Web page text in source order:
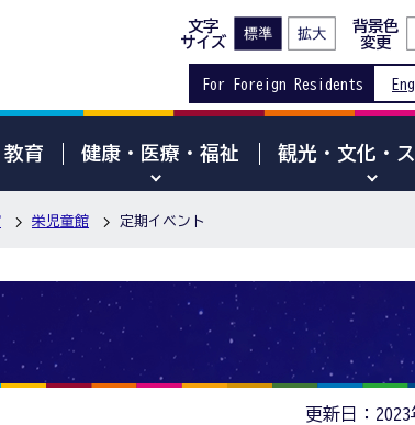
文字
サイズ
背景色
変更
For Foreign Residents
教育 健康・医療・福祉 観光・文化・
栄児童館 定期イベント
更新日：2023